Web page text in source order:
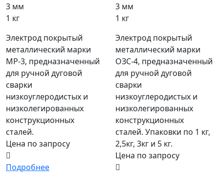
3 мм
1 кг
Электрод покрытый
металлический марки
МР-3, предназначенный
для ручной дуговой
сварки
низкоуглеродистых и
низколегированных
конструкционных
сталей.
Цена по запросу
Подробнее
3 мм
1 кг
Электрод покрытый
металлический марки
ОЗС-4, предназначенный
для ручной дуговой
сварки
низкоуглеродистых и
низколегированных
конструкционных
сталей. Упаковки по 1 кг,
2,5кг, 3кг и 5 кг.
Цена по запросу